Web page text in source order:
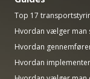
Top 17
Hvordan vælger
Hvordan
Hvordan